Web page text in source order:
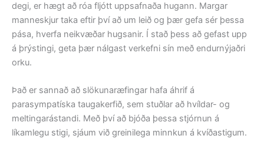
degi, er hægt að róa fljótt uppsafnaða hugann. Margar
manneskjur taka eftir því að um leið og þær gefa sér þessa
pása, hverfa neikvæðar hugsanir. Í stað þess að gefast upp
á þrýstingi, geta þær nálgast verkefni sín með endurnýjaðri
orku.
Það er sannað að slökunaræfingar hafa áhrif á
parasympatíska taugakerfið, sem stuðlar að hvíldar- og
meltingarástandi. Með því að bjóða þessa stjórnun á
líkamlegu stigi, sjáum við greinilega minnkun á kvíðastigum.